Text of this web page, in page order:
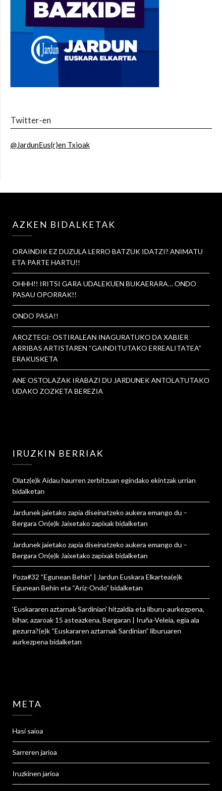
Twitter-en
@JardunEus(r)en Txioak
AZKEN BIDALKETAK
ORAINDIK EZ DUZULA LERRO BATZUK IDATZI? ANIMATU
ETA PARTE HARTU!!
OHHH!! IRITSI GARA UDALEKUEN BUKAERARA… ONDO
PASAU OPORRAK!!
ONDO PASA!!
AROZTEGI: OSTIRALEAN INAGURATUKO DA XABIER
ARRIBAS ARTISTAREN “GAINDITUTAKO ERREALITATEA”
ERAKUSKETA
ANE OSTOLAZAK IRABAZI DU JARDUNEK ANTOLATUTAKO
UDAKO ZOZKETA BEREZIA
IRUZKIN BERRIAK
Olatz(e)kAidau haurren zerbitzuan egindako ekintzak urrian
bidalketan
Jardunek jaietako zapia diseinatzeko aukera emango du –
Bergara On(e)k Jaixetako zapixakbidalketan
Jardunek jaietako zapia diseinatzeko aukera emango du –
Bergara On(e)k Jaixetako zapixakbidalketan
Poza#32 “Egunean Behin” | Jardun Euskara Elkartea(e)k
Egunean Behin eta “Ariz-Ondo” bidalketan
‘Euskararen aztarnak Sardinian’ hitzaldia eta liburu-aurkezpena,
bihar, azaroak 15 asteazkena, Bergaran | Iruña-Veleia, egia ala
gezurra?(e)k “Euskararen aztarnak Sardinian” liburuaren
aurkezpena bidalketan
META
Hasi saioa
Sarreren jarioa
Iruzkinen jarioa